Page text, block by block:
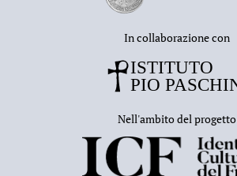
In collaborazione con
Nell'ambito del progetto